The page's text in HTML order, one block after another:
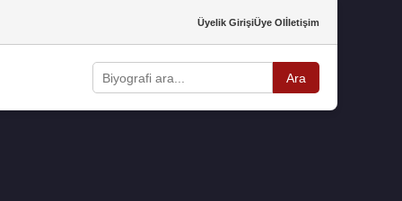
Üyelik GirişiÜye Olİletişim
Ara